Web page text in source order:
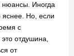
нюансы. Иногда
яснее. Но, если
с
отдушина,
от